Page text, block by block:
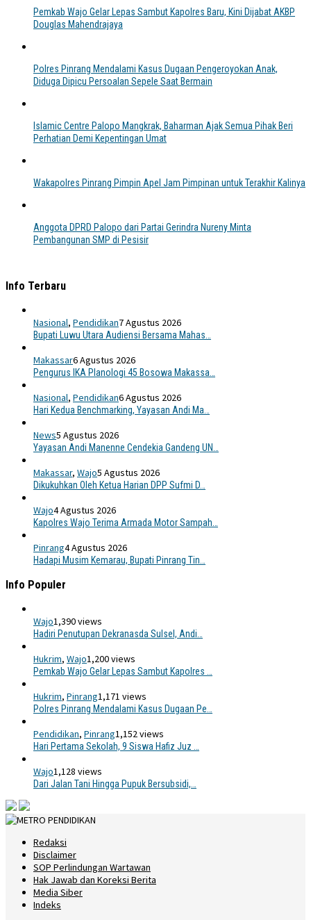
Pemkab Wajo Gelar Lepas Sambut Kapolres Baru, Kini Dijabat AKBP
Douglas Mahendrajaya
Polres Pinrang Mendalami Kasus Dugaan Pengeroyokan Anak,
Diduga Dipicu Persoalan Sepele Saat Bermain
Islamic Centre Palopo Mangkrak, Baharman Ajak Semua Pihak Beri
Perhatian Demi Kepentingan Umat
Wakapolres Pinrang Pimpin Apel Jam Pimpinan untuk Terakhir Kalinya
Anggota DPRD Palopo dari Partai Gerindra Nureny Minta
Pembangunan SMP di Pesisir
Info Terbaru
Nasional, Pendidikan7 Agustus 2026
Bupati Luwu Utara Audiensi Bersama Mahas…
Makassar6 Agustus 2026
Pengurus IKA Planologi 45 Bosowa Makassa…
Nasional, Pendidikan6 Agustus 2026
Hari Kedua Benchmarking, Yayasan Andi Ma…
News5 Agustus 2026
Yayasan Andi Manenne Cendekia Gandeng UN…
Makassar, Wajo5 Agustus 2026
Dikukuhkan Oleh Ketua Harian DPP Sufmi D…
Wajo4 Agustus 2026
Kapolres Wajo Terima Armada Motor Sampah…
Pinrang4 Agustus 2026
Hadapi Musim Kemarau, Bupati Pinrang Tin…
Info Populer
Wajo1,390 views
Hadiri Penutupan Dekranasda Sulsel, Andi…
Hukrim, Wajo1,200 views
Pemkab Wajo Gelar Lepas Sambut Kapolres …
Hukrim, Pinrang1,171 views
Polres Pinrang Mendalami Kasus Dugaan Pe…
Pendidikan, Pinrang1,152 views
Hari Pertama Sekolah, 9 Siswa Hafiz Juz …
Wajo1,128 views
Dari Jalan Tani Hingga Pupuk Bersubsidi,…
Redaksi
Disclaimer
SOP Perlindungan Wartawan
Hak Jawab dan Koreksi Berita
Media Siber
Indeks